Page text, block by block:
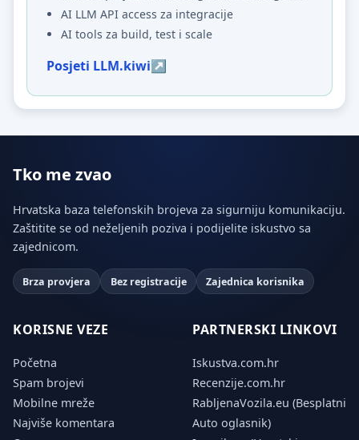
AI LLM API access za integracije
AI tools za build, test i scale
Posjeti LLM.kiwi
Tko me zvao
Hrvatska baza telefonskih brojeva za sigurniju komunikaciju.
Zaštitite se od neželjenih poziva i podijelite iskustvo sa
zajednicom.
Brza provjera Bez registracije Zajednica korisnika
KORISNE VEZE
Početna
Spam brojevi
Mobilne mreže
Najviše komentara
PARTNERSKI LINKOVI
Iskustva.com.hr
Recenzije.com.hr
RabljenaVozila.eu (Besplatni
Auto oglasnik)